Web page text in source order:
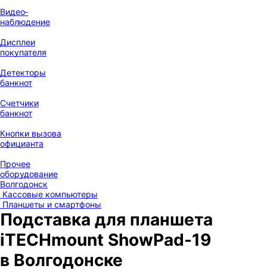
Видео‑
наблюдение
Дисплеи
покупателя
Детекторы
банкнот
Счетчики
банкнот
Кнопки вызова
официанта
Прочее
оборудование
Волгодонск
Кассовые компьютеры
Планшеты и смартфоны
Подставка для планшета
iTECHmount ShowPad-19
в Волгодонске